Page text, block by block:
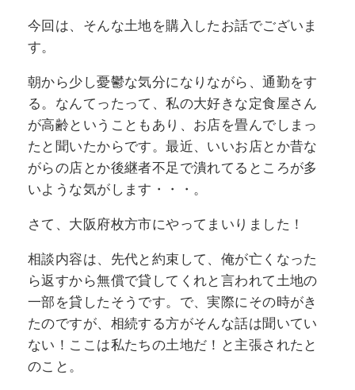
今回は、そんな土地を購入したお話でございま
す。
朝から少し憂鬱な気分になりながら、通勤をす
る。なんてったって、私の大好きな定食屋さん
が高齢ということもあり、お店を畳んでしまっ
たと聞いたからです。最近、いいお店とか昔な
がらの店とか後継者不足で潰れてるところが多
いような気がします・・・。
さて、大阪府枚方市にやってまいりました！
相談内容は、先代と約束して、俺が亡くなった
ら返すから無償で貸してくれと言われて土地の
一部を貸したそうです。で、実際にその時がき
たのですが、相続する方がそんな話は聞いてい
ない！ここは私たちの土地だ！と主張されたと
のこと。